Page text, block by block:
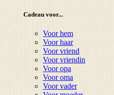
Cadeau voor...
Voor hem
Voor haar
Voor vriend
Voor vriendin
Voor opa
Voor oma
Voor vader